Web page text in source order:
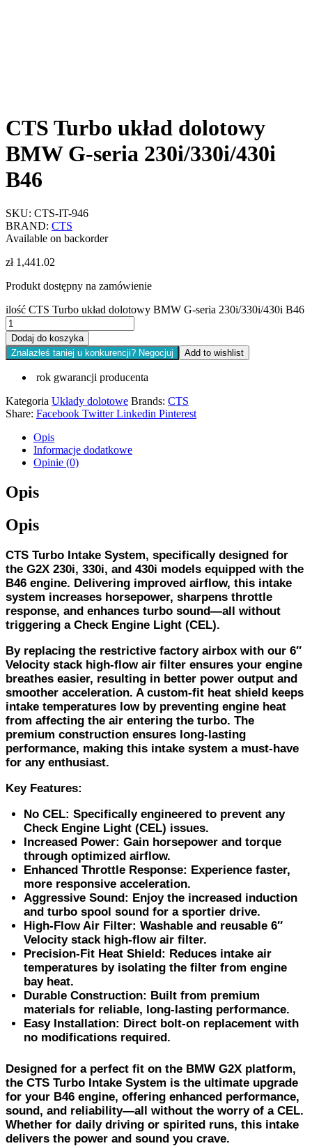
CTS Turbo układ dolotowy
BMW G-seria 230i/330i/430i
B46
SKU: CTS-IT-946
BRAND: CTS
Available on backorder
zł1,441.02
Produkt dostępny na zamówienie
ilość CTS Turbo układ dolotowy BMW G-seria 230i/330i/430i B46
Dodaj do koszyka
Znalazłeś taniej u konkurencji? Negocjuj
Add to wishlist
rok gwarancji producenta
Kategoria Układy dolotowe Brands: CTS
Share: Facebook Twitter Linkedin Pinterest
Opis
Informacje dodatkowe
Opinie (0)
Opis
Opis
CTS Turbo Intake System, specifically designed for
the G2X 230i, 330i, and 430i models equipped with the
B46 engine. Delivering improved airflow, this intake
system increases horsepower, sharpens throttle
response, and enhances turbo sound—all without
triggering a Check Engine Light (CEL).
By replacing the restrictive factory airbox with our 6″
Velocity stack high-flow air filter ensures your engine
breathes easier, resulting in better power output and
smoother acceleration. A custom-fit heat shield keeps
intake temperatures low by preventing engine heat
from affecting the air entering the turbo. The
premium construction ensures long-lasting
performance, making this intake system a must-have
for any enthusiast.
Key Features:
No CEL: Specifically engineered to prevent any
Check Engine Light (CEL) issues.
Increased Power: Gain horsepower and torque
through optimized airflow.
Enhanced Throttle Response: Experience faster,
more responsive acceleration.
Aggressive Sound: Enjoy the increased induction
and turbo spool sound for a sportier drive.
High-Flow Air Filter: Washable and reusable 6″
Velocity stack high-flow air filter.
Precision-Fit Heat Shield: Reduces intake air
temperatures by isolating the filter from engine
bay heat.
Durable Construction: Built from premium
materials for reliable, long-lasting performance.
Easy Installation: Direct bolt-on replacement with
no modifications required.
Designed for a perfect fit on the BMW G2X platform,
the CTS Turbo Intake System is the ultimate upgrade
for your B46 engine, offering enhanced performance,
sound, and reliability—all without the worry of a CEL.
Whether for daily driving or spirited runs, this intake
delivers the power and sound you crave.